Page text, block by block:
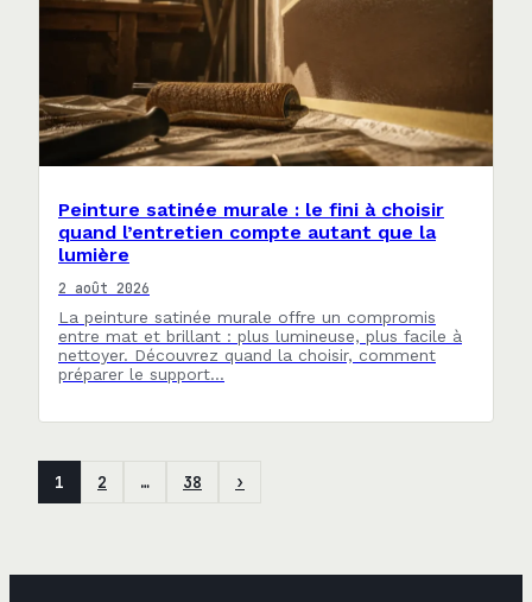
Peinture satinée murale : le fini à choisir
quand l’entretien compte autant que la
lumière
2 août 2026
La peinture satinée murale offre un compromis
entre mat et brillant : plus lumineuse, plus facile à
nettoyer. Découvrez quand la choisir, comment
préparer le support…
1 2 … 38 ›